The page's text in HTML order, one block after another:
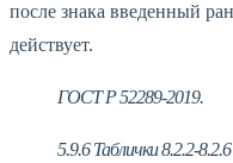
после знака введенный
действует.
ГОСТ Р 52289-2019.
5.9.6 Таблички 8.2.2-